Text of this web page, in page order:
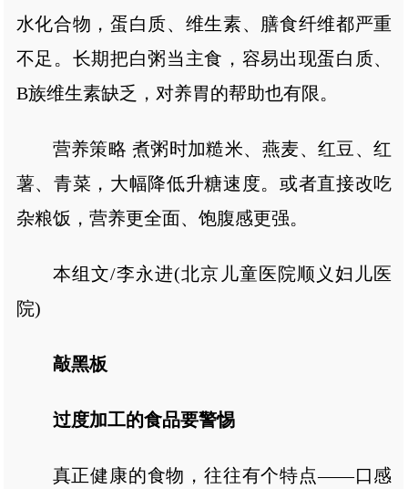
水化合物，蛋白质、维生素、膳食纤维都严重
不足。长期把白粥当主食，容易出现蛋白质、
B族维生素缺乏，对养胃的帮助也有限。
营养策略 煮粥时加糙米、燕麦、红豆、红
薯、青菜，大幅降低升糖速度。或者直接改吃
杂粮饭，营养更全面、饱腹感更强。
本组文/李永进(北京儿童医院顺义妇儿医
院)
敲黑板
过度加工的食品要警惕
真正健康的食物，往往有个特点——口感